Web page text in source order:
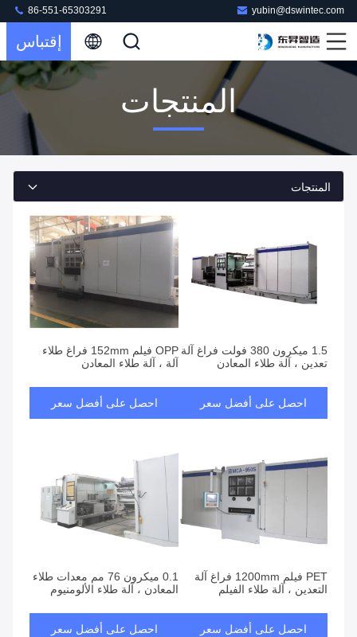
yubin@dswintec.com
86-551-65303291
إقتباس
المنتجات
المنتجات
1.5 ميكرون 380 فولت فراغ آلة
تعدين ، آلة طلاء المعادن
احصل على أفضل سعر
OPP فيلم 152mm فراغ طلاء
آلة ، آلة طلاء المعادن
احصل على أفضل سعر
PET فيلم 1200mm فراغ آلة
التعدين ، آلة طلاء الفيلم
احصل على أفضل سعر
0.1 ميكرون 76 مم معدات طلاء
المعادن ، آلة طلاء الألومنيوم
احصل على أفضل سعر